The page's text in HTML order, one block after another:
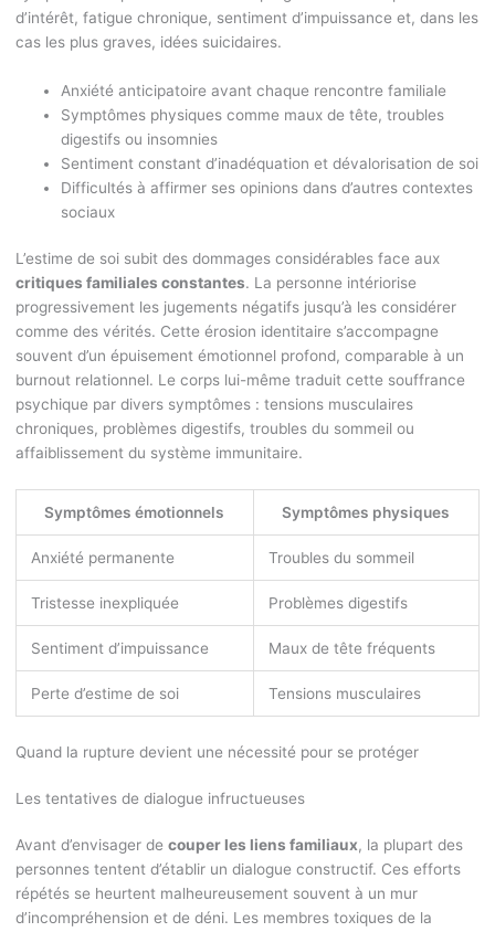
d’intérêt, fatigue chronique, sentiment d’impuissance et, dans les
cas les plus graves, idées suicidaires.
Anxiété anticipatoire avant chaque rencontre familiale
Symptômes physiques comme maux de tête, troubles
digestifs ou insomnies
Sentiment constant d’inadéquation et dévalorisation de soi
Difficultés à affirmer ses opinions dans d’autres contextes
sociaux
L’estime de soi subit des dommages considérables face aux
critiques familiales constantes. La personne intériorise
progressivement les jugements négatifs jusqu’à les considérer
comme des vérités. Cette érosion identitaire s’accompagne
souvent d’un épuisement émotionnel profond, comparable à un
burnout relationnel. Le corps lui-même traduit cette souffrance
psychique par divers symptômes : tensions musculaires
chroniques, problèmes digestifs, troubles du sommeil ou
affaiblissement du système immunitaire.
Symptômes émotionnels Symptômes physiques
Anxiété permanente Troubles du sommeil
Tristesse inexpliquée Problèmes digestifs
Sentiment d’impuissance Maux de tête fréquents
Perte d’estime de soi Tensions musculaires
Quand la rupture devient une nécessité pour se protéger
Les tentatives de dialogue infructueuses
Avant d’envisager de couper les liens familiaux, la plupart des
personnes tentent d’établir un dialogue constructif. Ces efforts
répétés se heurtent malheureusement souvent à un mur
d’incompréhension et de déni. Les membres toxiques de la